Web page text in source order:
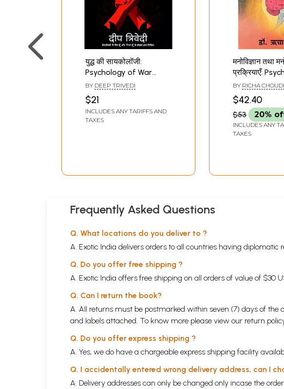
युद्ध की सायकोलॉजी:
Psychology of War
(Every War of Life is a
Mind Game That
Cannot Be Won Without
Using the 'Psychological
BY DEEP TRIVEDI
$21
INCLUDES ANY TARIFFS AND
TAXES
मनोविज्ञान तथा
प्रक्रियाएँ:
And
Processes
BY RICHA
$42.40
$53 20%
INCLUDES ANY
TAXES
Frequently Asked Questions
Q. What locations do you deliver to ?
A. Exotic India delivers orders to all countries having diplomatic
Q. Do you offer free shipping ?
A. Exotic India offers free shipping on all orders of value of $30
Q. Can I return the book?
A. All returns must be postmarked within seven (7) days of
and labels attached. To know more please view our return
Q. Do you offer express shipping ?
A. Yes, we do have a chargeable express shipping facility
Q. I accidentally entered wrong delivery address, can I
A. Delivery addresses can only be changed only incase the